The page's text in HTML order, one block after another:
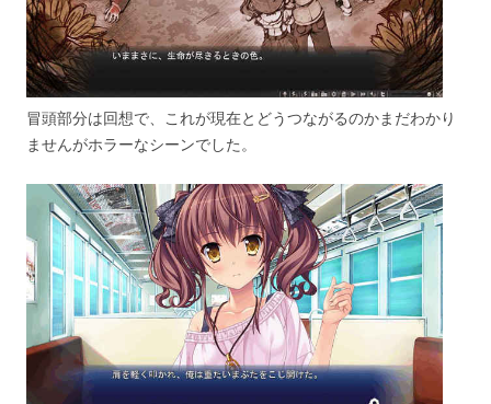
冒頭部分は回想で、これが現在とどうつながるのかまだわかり
ませんがホラーなシーンでした。